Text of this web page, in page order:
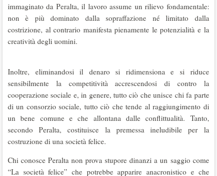
immaginato da Peralta, il lavoro assume un rilievo fondamentale:
non è più dominato dalla sopraffazione né limitato dalla
costrizione, al contrario manifesta pienamente le potenzialità e la
creatività degli uomini.
Inoltre, eliminandosi il denaro si ridimensiona e si riduce
sensibilmente la competitività accrescendosi di contro la
cooperazione sociale e, in genere, tutto ciò che unisce chi fa parte
di un consorzio sociale, tutto ciò che tende al raggiungimento di
un bene comune e che allontana dalle conflittualità. Tanto,
secondo Peralta, costituisce la premessa ineludibile per la
costruzione di una società felice.
Chi conosce Peralta non prova stupore dinanzi a un saggio come
“La società felice” che potrebbe apparire anacronistico e che